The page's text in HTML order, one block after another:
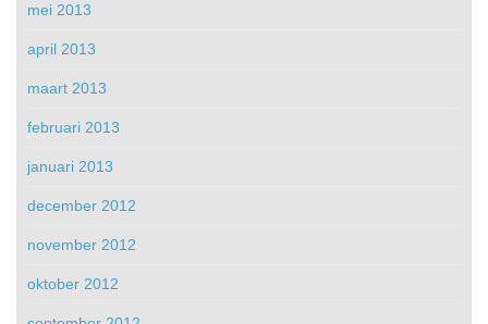
mei 2013
april 2013
maart 2013
februari 2013
januari 2013
december 2012
november 2012
oktober 2012